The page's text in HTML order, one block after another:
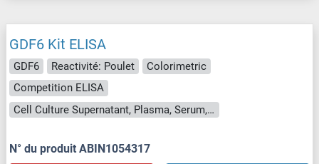
GDF6 Kit ELISA
GDF6 Reactivité: Poulet
Colorimetric
Competition ELISA
Cell Culture Supernatant, Plasma, Serum, Tissue Homogenate
N° du produit ABIN1054317